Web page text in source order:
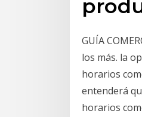
GUÍA
los más. la
horarios
entenderá
horarios